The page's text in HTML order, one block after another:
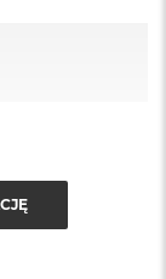
dostępny w
edytujesz